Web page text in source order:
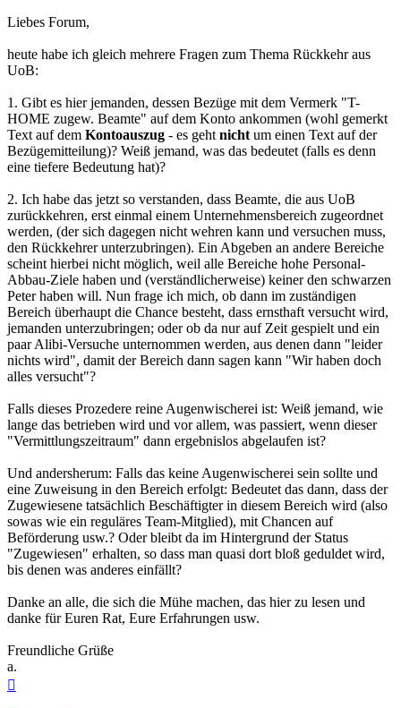
Liebes Forum,
heute habe ich gleich mehrere Fragen zum Thema Rückkehr aus
UoB:
1. Gibt es hier jemanden, dessen Bezüge mit dem Vermerk "T-
HOME zugew. Beamte" auf dem Konto ankommen (wohl gemerkt
Text auf dem Kontoauszug - es geht nicht um einen Text auf der
Bezügemitteilung)? Weiß jemand, was das bedeutet (falls es denn
eine tiefere Bedeutung hat)?
2. Ich habe das jetzt so verstanden, dass Beamte, die aus UoB
zurückkehren, erst einmal einem Unternehmensbereich zugeordnet
werden, (der sich dagegen nicht wehren kann und versuchen muss,
den Rückkehrer unterzubringen). Ein Abgeben an andere Bereiche
scheint hierbei nicht möglich, weil alle Bereiche hohe Personal-
Abbau-Ziele haben und (verständlicherweise) keiner den schwarzen
Peter haben will. Nun frage ich mich, ob dann im zuständigen
Bereich überhaupt die Chance besteht, dass ernsthaft versucht wird,
jemanden unterzubringen; oder ob da nur auf Zeit gespielt und ein
paar Alibi-Versuche unternommen werden, aus denen dann "leider
nichts wird", damit der Bereich dann sagen kann "Wir haben doch
alles versucht"?
Falls dieses Prozedere reine Augenwischerei ist: Weiß jemand, wie
lange das betrieben wird und vor allem, was passiert, wenn dieser
"Vermittlungszeitraum" dann ergebnislos abgelaufen ist?
Und andersherum: Falls das keine Augenwischerei sein sollte und
eine Zuweisung in den Bereich erfolgt: Bedeutet das dann, dass der
Zugewiesene tatsächlich Beschäftigter in diesem Bereich wird (also
sowas wie ein reguläres Team-Mitglied), mit Chancen auf
Beförderung usw.? Oder bleibt da im Hintergrund der Status
"Zugewiesen" erhalten, so dass man quasi dort bloß geduldet wird,
bis denen was anderes einfällt?
Danke an alle, die sich die Mühe machen, das hier zu lesen und
danke für Euren Rat, Eure Erfahrungen usw.
Freundliche Grüße
a.